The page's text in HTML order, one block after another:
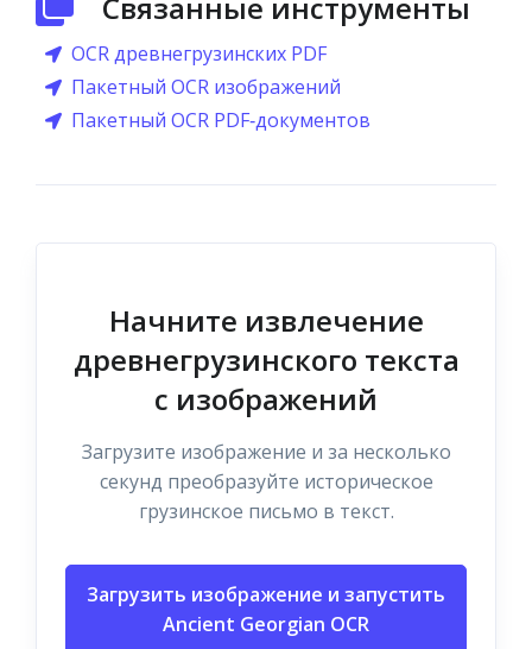
OCR древнегрузинских PDF
Пакетный OCR изображений
Пакетный OCR PDF‑документов
Начните извлечение
древнегрузинского текста
с изображений
Загрузите изображение и за несколько
секунд преобразуйте историческое
грузинское письмо в текст.
Загрузить изображение и запустить
Ancient Georgian OCR